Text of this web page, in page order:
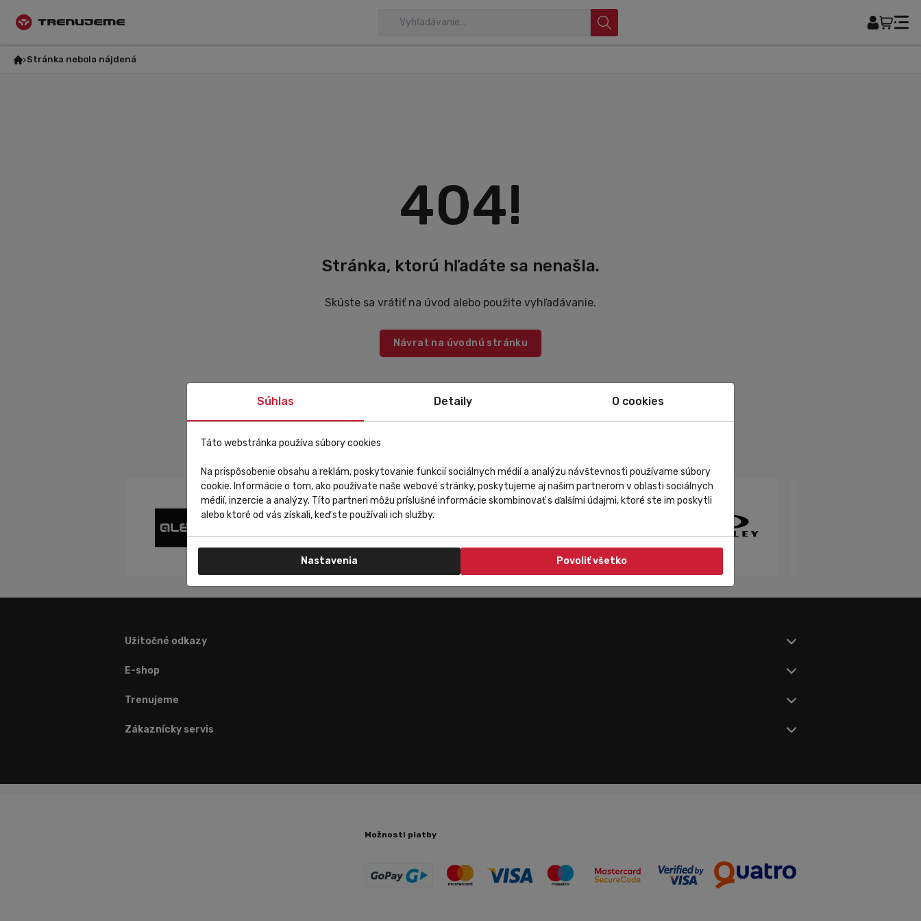
Stránka nebola nájdená
404!
Stránka, ktorú hľadáte sa nenašla.
Skúste sa vrátiť na úvod alebo použite vyhľadávanie.
Návrat na úvodnú stránku
Užitočné odkazy
E-shop
Trenujeme
Zákaznícky servis
Možnosti platby
Súhlas Detaily O cookies
Táto webstránka používa súbory cookies
Na prispôsobenie obsahu a reklám, poskytovanie funkcií sociálnych médií a analýzu návštevnosti používame súbory
cookie. Informácie o tom, ako používate naše webové stránky, poskytujeme aj našim partnerom v oblasti sociálnych
médií, inzercie a analýzy. Títo partneri môžu príslušné informácie skombinovať s ďalšími údajmi, ktoré ste im poskytli
alebo ktoré od vás získali, keď ste používali ich služby.
Nastavenia Povoliť všetko